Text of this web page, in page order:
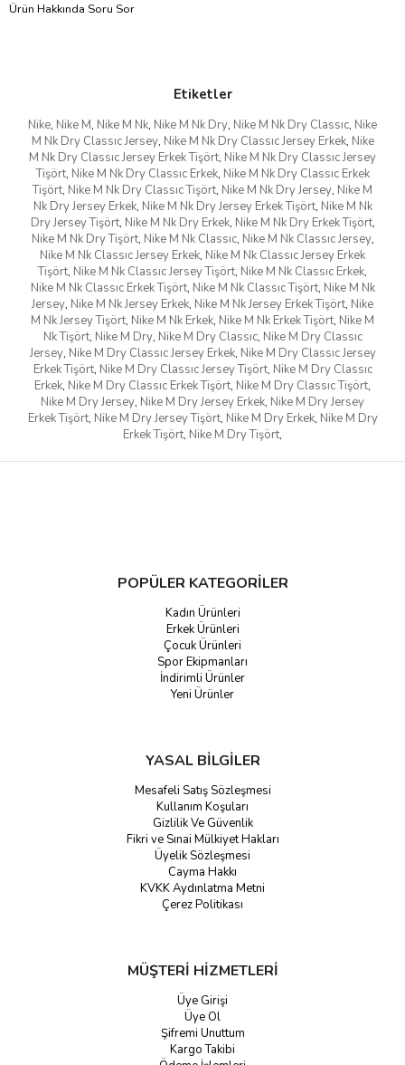
Ürün Hakkında Soru Sor
Etiketler
Nike, Nike M, Nike M Nk, Nike M Nk Dry, Nike M Nk Dry Classıc, Nike
M Nk Dry Classıc Jersey, Nike M Nk Dry Classıc Jersey Erkek, Nike
M Nk Dry Classıc Jersey Erkek Tişört, Nike M Nk Dry Classıc Jersey
Tişört, Nike M Nk Dry Classıc Erkek, Nike M Nk Dry Classıc Erkek
Tişört, Nike M Nk Dry Classıc Tişört, Nike M Nk Dry Jersey, Nike M
Nk Dry Jersey Erkek, Nike M Nk Dry Jersey Erkek Tişört, Nike M Nk
Dry Jersey Tişört, Nike M Nk Dry Erkek, Nike M Nk Dry Erkek Tişört,
Nike M Nk Dry Tişört, Nike M Nk Classıc, Nike M Nk Classıc Jersey,
Nike M Nk Classıc Jersey Erkek, Nike M Nk Classıc Jersey Erkek
Tişört, Nike M Nk Classıc Jersey Tişört, Nike M Nk Classıc Erkek,
Nike M Nk Classıc Erkek Tişört, Nike M Nk Classıc Tişört, Nike M Nk
Jersey, Nike M Nk Jersey Erkek, Nike M Nk Jersey Erkek Tişört, Nike
M Nk Jersey Tişört, Nike M Nk Erkek, Nike M Nk Erkek Tişört, Nike M
Nk Tişört, Nike M Dry, Nike M Dry Classıc, Nike M Dry Classıc
Jersey, Nike M Dry Classıc Jersey Erkek, Nike M Dry Classıc Jersey
Erkek Tişört, Nike M Dry Classıc Jersey Tişört, Nike M Dry Classıc
Erkek, Nike M Dry Classıc Erkek Tişört, Nike M Dry Classıc Tişört,
Nike M Dry Jersey, Nike M Dry Jersey Erkek, Nike M Dry Jersey
Erkek Tişört, Nike M Dry Jersey Tişört, Nike M Dry Erkek, Nike M Dry
Erkek Tişört, Nike M Dry Tişört,
POPÜLER KATEGORİLER
Kadın Ürünleri
Erkek Ürünleri
Çocuk Ürünleri
Spor Ekipmanları
İndirimli Ürünler
Yeni Ürünler
YASAL BİLGİLER
Mesafeli Satış Sözleşmesi
Kullanım Koşuları
Gizlilik Ve Güvenlik
Fikri ve Sınai Mülkiyet Hakları
Üyelik Sözleşmesi
Cayma Hakkı
KVKK Aydınlatma Metni
Çerez Politikası
MÜŞTERİ HİZMETLERİ
Üye Girişi
Üye Ol
Şifremi Unuttum
Kargo Takibi